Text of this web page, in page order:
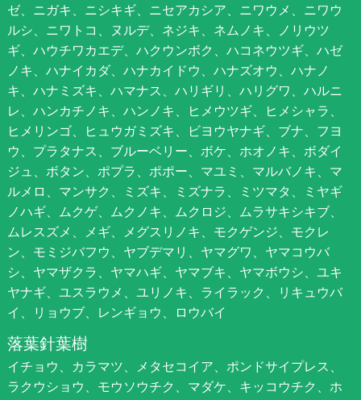
ゼ、ニガキ、ニシキギ、ニセアカシア、ニワウメ、ニワウ
ルシ、ニワトコ、ヌルデ、ネジキ、ネムノキ、ノリウツ
ギ、ハウチワカエデ、ハクウンボク、ハコネウツギ、ハゼ
ノキ、ハナイカダ、ハナカイドウ、ハナズオウ、ハナノ
キ、ハナミズキ、ハマナス、ハリギリ、ハリグワ、ハルニ
レ、ハンカチノキ、ハンノキ、ヒメウツギ、ヒメシャラ、
ヒメリンゴ、ヒュウガミズキ、ビヨウヤナギ、ブナ、フヨ
ウ、プラタナス、ブルーベリー、ボケ、ホオノキ、ボダイ
ジュ、ボタン、ポプラ、ポポー、マユミ、マルバノキ、マ
ルメロ、マンサク、ミズキ、ミズナラ、ミツマタ、ミヤギ
ノハギ、ムクゲ、ムクノキ、ムクロジ、ムラサキシキブ、
ムレスズメ、メギ、メグスリノキ、モクゲンジ、モクレ
ン、モミジバフウ、ヤブデマリ、ヤマグワ、ヤマコウバ
シ、ヤマザクラ、ヤマハギ、ヤマブキ、ヤマボウシ、ユキ
ヤナギ、ユスラウメ、ユリノキ、ライラック、リキュウバ
イ、リョウブ、レンギョウ、ロウバイ
落葉針葉樹
イチョウ、カラマツ、メタセコイア、ポンドサイプレス、
ラクウショウ、モウソウチク、マダケ、キッコウチク、ホ